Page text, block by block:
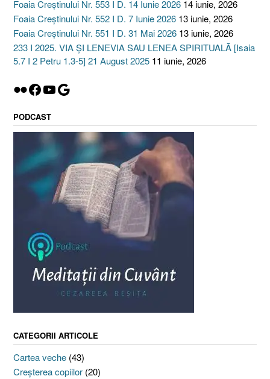
Foaia Creștinului Nr. 553 I D. 14 Iunie 2026 14 iunie, 2026
Foaia Creștinului Nr. 552 I D. 7 Iunie 2026 13 iunie, 2026
Foaia Creștinului Nr. 551 I D. 31 Mai 2026 13 iunie, 2026
233 I 2025. VIA ȘI LENEVIA SAU LENEA SPIRITUALĂ [Isaia
5.7 I 2 Petru 1.3-5] 21 August 2025 11 iunie, 2026
Flickr
Facebook
YouTube
Google
PODCAST
CATEGORII ARTICOLE
Cartea veche (43)
Creşterea copiilor (20)